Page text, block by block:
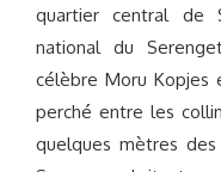
quartier central de
national du
célèbre Moru Kopjes
perché entre les
quelques mètres